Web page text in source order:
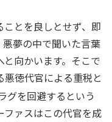
とを良しとせず、即
夢の中で聞いた言葉
向かいます。そこで
徳代官による重税と
グを回避するという
ァスはこの代官を成